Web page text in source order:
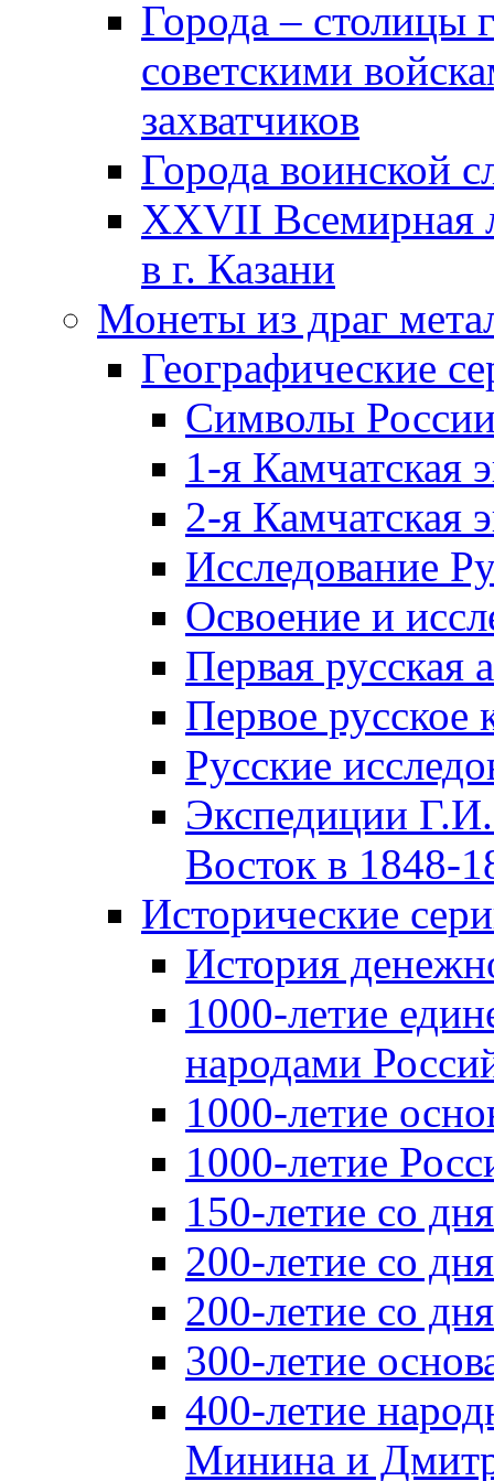
Города – столицы
советскими
захватчиков
Города воинской
XXVII Всемирная
в г. Казани
Монеты из драг
Географические
Символы
1-я Камчатская
2-я Камчатская
Исследование
Освоение и
Первая русская
Первое русское
Русские
Экспедиции
Восток в 1848-
Исторические
История
1000-летие
народами
1000-летие
1000-летие
150-летие со
200-летие со
200-летие со
300-летие
400-летие
Минина и